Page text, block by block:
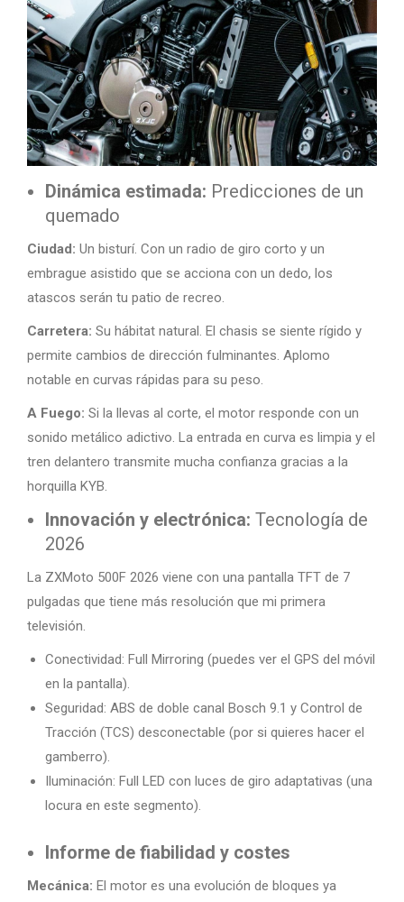
Dinámica estimada: Predicciones de un
quemado
Ciudad: Un bisturí. Con un radio de giro corto y un
embrague asistido que se acciona con un dedo, los
atascos serán tu patio de recreo.
Carretera: Su hábitat natural. El chasis se siente rígido y
permite cambios de dirección fulminantes. Aplomo
notable en curvas rápidas para su peso.
A Fuego: Si la llevas al corte, el motor responde con un
sonido metálico adictivo. La entrada en curva es limpia y el
tren delantero transmite mucha confianza gracias a la
horquilla KYB.
Innovación y electrónica: Tecnología de
2026
La ZXMoto 500F 2026 viene con una pantalla TFT de 7
pulgadas que tiene más resolución que mi primera
televisión.
Conectividad: Full Mirroring (puedes ver el GPS del móvil
en la pantalla).
Seguridad: ABS de doble canal Bosch 9.1 y Control de
Tracción (TCS) desconectable (por si quieres hacer el
gamberro).
Iluminación: Full LED con luces de giro adaptativas (una
locura en este segmento).
Informe de fiabilidad y costes
Mecánica: El motor es una evolución de bloques ya